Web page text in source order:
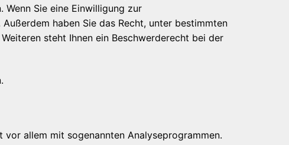
Sie eine Einwilligung zur
haben Sie das Recht, unter bestimmten
steht Ihnen ein Beschwerderecht bei der
allem mit sogenannten Analyseprogrammen.